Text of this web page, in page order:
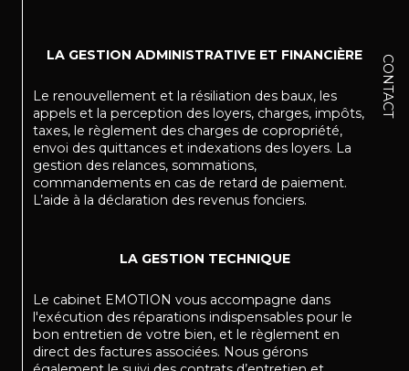
CONTACT
LA GESTION ADMINISTRATIVE ET FINANCIÈRE
Le renouvellement et la résiliation des baux, les
appels et la perception des loyers, charges, impôts,
taxes, le règlement des charges de copropriété,
envoi des quittances et indexations des loyers. La
gestion des relances, sommations,
commandements en cas de retard de paiement.
L’aide à la déclaration des revenus fonciers.
LA GESTION TECHNIQUE
Le cabinet EMOTION vous accompagne dans
l'exécution des réparations indispensables pour le
bon entretien de votre bien, et le règlement en
direct des factures associées. Nous gérons